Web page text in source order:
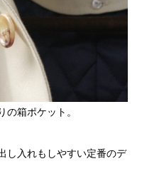
の箱ポケット。
し入れもしやすい定番のデ